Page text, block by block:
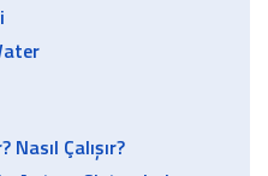
Çalışır?